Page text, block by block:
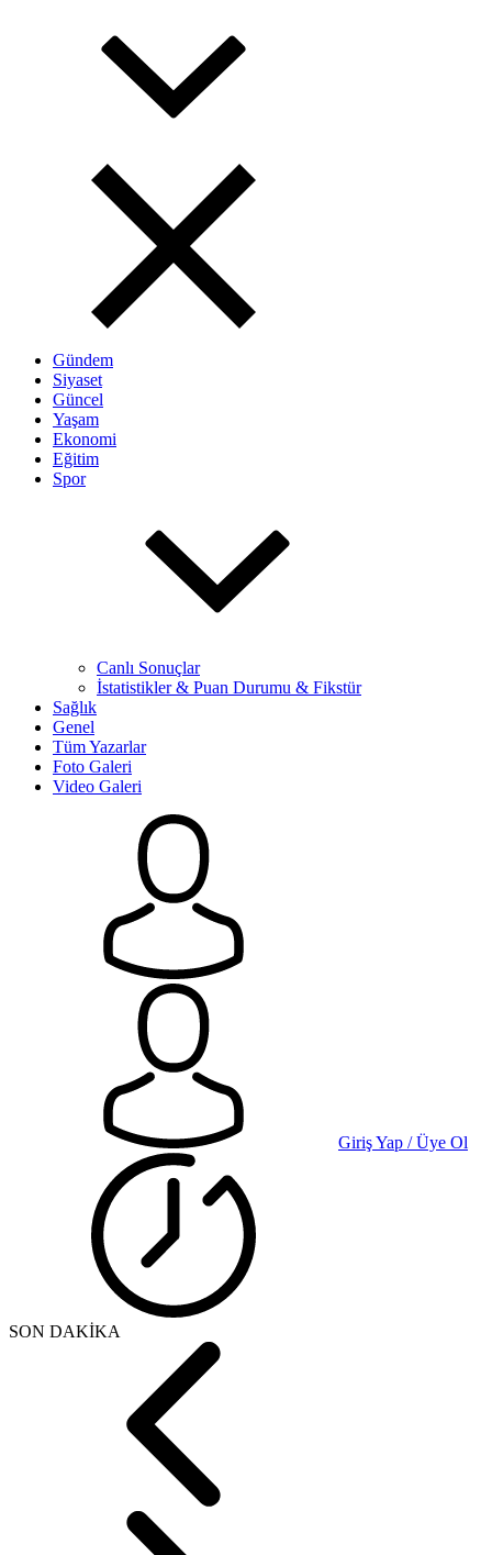
Gündem
Siyaset
Güncel
Yaşam
Ekonomi
Eğitim
Spor
Canlı Sonuçlar
İstatistikler & Puan Durumu & Fikstür
Sağlık
Genel
Tüm Yazarlar
Foto Galeri
Video Galeri
Giriş Yap / Üye Ol
SON DAKİKA